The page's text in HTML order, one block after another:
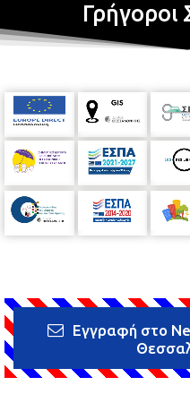
Γρήγοροι
Εγγραφή στο